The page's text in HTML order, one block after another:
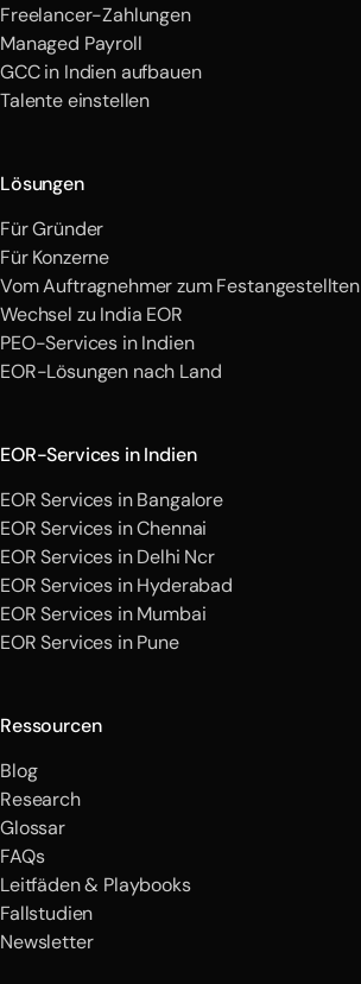
Freelancer-Zahlungen
Managed Payroll
GCC in Indien aufbauen
Talente einstellen
Lösungen
Für Gründer
Für Konzerne
Vom Auftragnehmer zum Festangestellten
Wechsel zu India EOR
PEO-Services in Indien
EOR-Lösungen nach Land
EOR-Services in Indien
EOR Services in Bangalore
EOR Services in Chennai
EOR Services in Delhi Ncr
EOR Services in Hyderabad
EOR Services in Mumbai
EOR Services in Pune
Ressourcen
Blog
Research
Glossar
FAQs
Leitfäden & Playbooks
Fallstudien
Newsletter